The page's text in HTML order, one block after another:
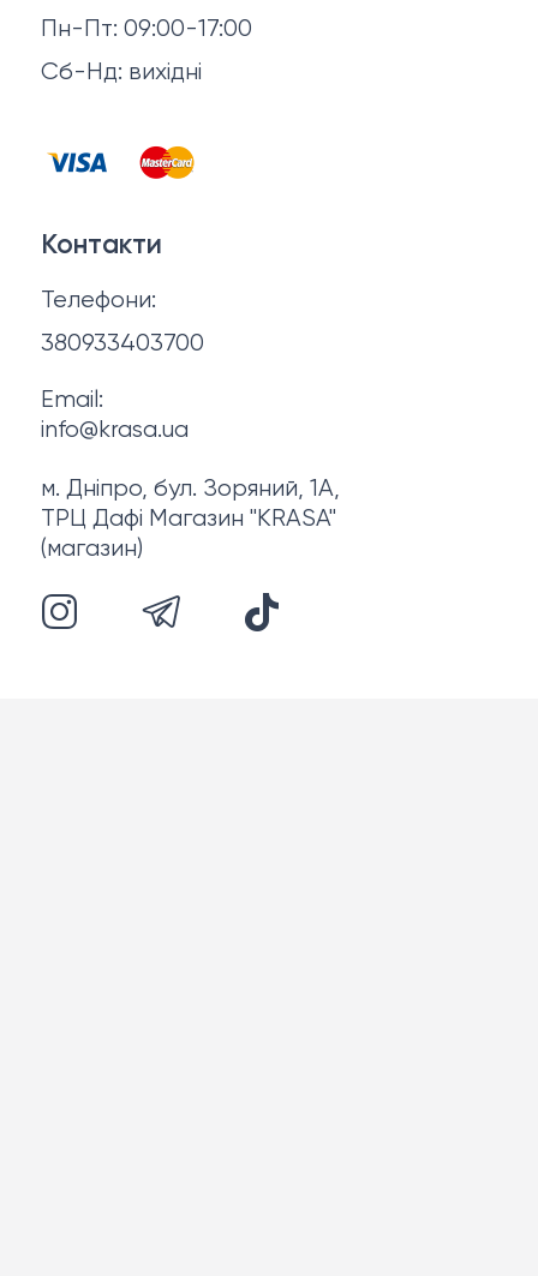
Пн-Пт: 09:00-17:00
Сб-Нд: вихідні
Волосся
Чоловіча косметика
Косметика для манікюру та педикюру
Відгуки
Договір оферти
Політика конфіденційності
Про нас
Контакти
Телефони:
380933403700
Email:
info@krasa.ua
м. Дніпро, бул. Зоряний, 1А,
ТРЦ Дафі Магазин "KRASA"
(магазин)